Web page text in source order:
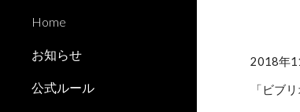
Home
お知らせ
公式ルール
2018年
「ビブ